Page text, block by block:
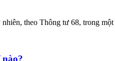
theo Thông tư 68, trong một